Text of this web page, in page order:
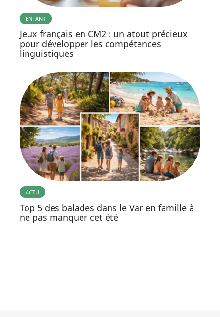
ENFANT
Jeux français en CM2 : un atout précieux
pour développer les compétences
linguistiques
ACTU
Top 5 des balades dans le Var en famille à
ne pas manquer cet été